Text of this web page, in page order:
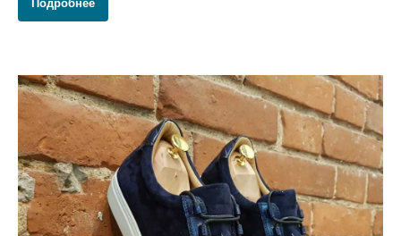
Подробнее